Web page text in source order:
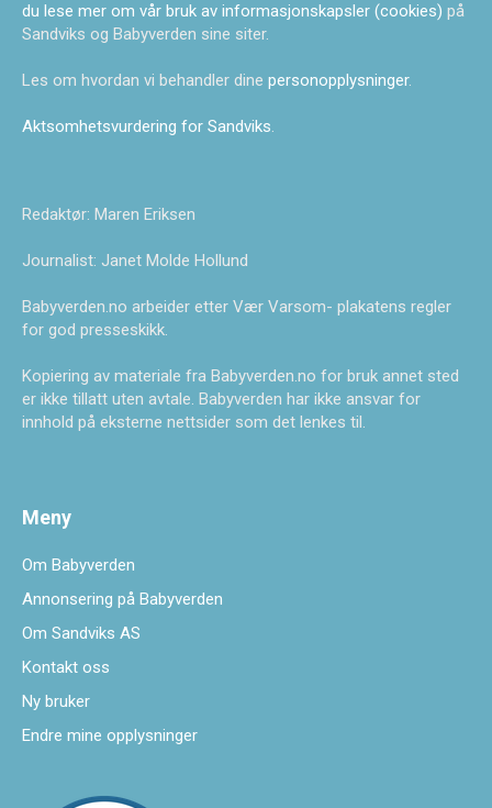
du lese mer om vår bruk av informasjonskapsler (cookies) på
Sandviks og Babyverden sine siter.
Les om hvordan vi behandler dine personopplysninger.
Aktsomhetsvurdering for Sandviks.
Redaktør: Maren Eriksen
Journalist: Janet Molde Hollund
Babyverden.no arbeider etter Vær Varsom- plakatens regler
for god presseskikk.
Kopiering av materiale fra Babyverden.no for bruk annet sted
er ikke tillatt uten avtale. Babyverden har ikke ansvar for
innhold på eksterne nettsider som det lenkes til.
Meny
Om Babyverden
Annonsering på Babyverden
Om Sandviks AS
Kontakt oss
Ny bruker
Endre mine opplysninger